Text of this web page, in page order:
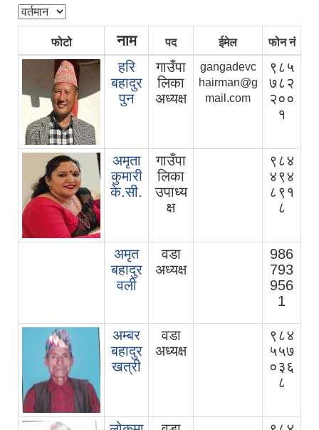
फोटो नाम पद ईमेल फोन नं
हरि
बहादुर
पुन
गाउँपा
लिका
अध्यक्ष
gangadevc
hairman@g
mail.com
९८५
७८२
२००
१
अमृता
कुमारी
के.सी.
गाउँपा
लिका
उपाध्य
क्ष
९८४
४९४
८९१
८
अमृत
बहादुर
वली
वडा
अध्यक्ष
986
793
956
1
अम्बर
बहादुर
खत्री
वडा
अध्यक्ष
९८४
५५७
०३६
८